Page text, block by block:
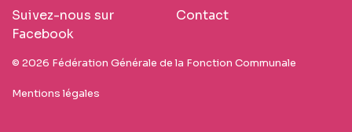
Suivez-nous sur
Facebook
Contact
© 2026 Fédération Générale de la Fonction Communale
Mentions légales